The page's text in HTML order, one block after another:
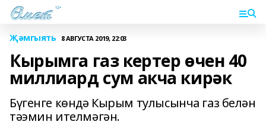
Җәмгыять 8 АВГУСТА 2019, 22:03
Кырымга газ кертер өчен 40
миллиард сум акча кирәк
Бүгенге көндә Кырым тулысынча газ белән
тәэмин ителмәгән.